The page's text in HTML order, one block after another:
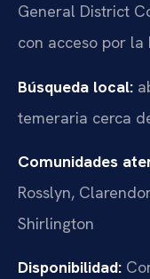
General District
con acceso por la
Búsqueda local:
temeraria cerca
Comunidades
Rosslyn,
Shirlington
Disponibilidad: